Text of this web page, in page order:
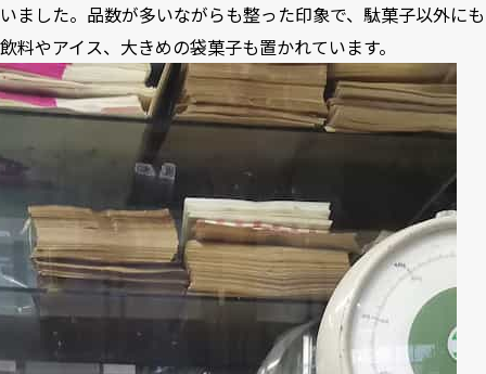
いました。品数が多いながらも整った印象で、駄菓子以外にも
飲料やアイス、大きめの袋菓子も置かれています。